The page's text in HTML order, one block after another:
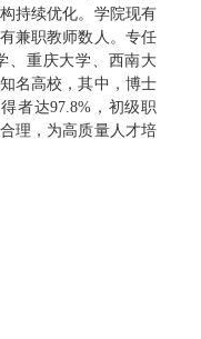
持续优化。学院现有
兼职教师数人。 专任
、重庆大学、西南大
名高校，其中， 博士
者达97.8% ，初级职
理，为高质量人才培